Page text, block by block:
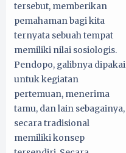
tersebut, memberikan
pemahaman bagi kita
ternyata sebuah tempat
memiliki nilai sosiologis.
Pendopo, galibnya dipakai
untuk kegiatan
pertemuan, menerima
tamu, dan lain sebagainya,
secara tradisional
memiliki konsep